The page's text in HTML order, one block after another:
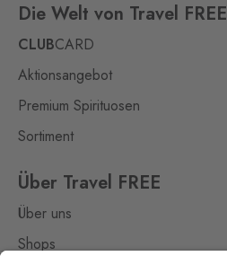
Die Welt von Travel FREE
CLUBCARD
Aktionsangebot
Premium Spirituosen
Sortiment
Über Travel FREE
Über uns
Shops